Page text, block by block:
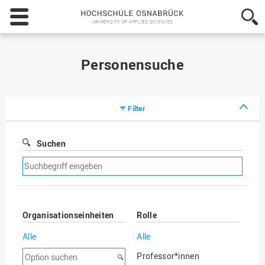
Hochschule
Osnabrück
-
Personensuche
Filter
Suchen
Suchfilter
entfernen
Organisationseinheiten
Alle
Option
Rolle
Alle
Professor*innen